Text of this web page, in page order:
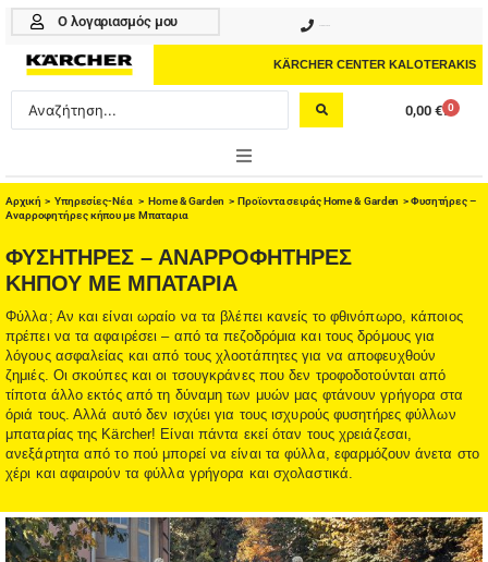
Μετάβαση
περιεχόμενο
Ο λογαριασμός μου
KÄRCHER CENTER KALOTERAKIS
Search
...
0,00 € 0
Cart
ONLINE SHOP
PROFESSIONAL
ΑΞΕΣΟΥΑΡ
ΚΑΘΑΡΙΣΤΙΚΑ
ΥΠΗΡΕΣΙΕΣ-ΝΕΑ-ΛΥΣΕΙΣ
Αρχική > Υπηρεσίες-Νέα >Home & Garden >Προϊοντα σειράς Home & Garden > Φυσητήρες –
Αναρροφητήρες κήπου με Μπαταρια
ΦΥΣΗΤΉΡΕΣ – ΑΝΑΡΡΟΦΗΤΉΡΕΣ
ΚΉΠΟΥ ΜΕ ΜΠΑΤΑΡΙΑ
Φύλλα; Αν και είναι ωραίο να τα βλέπει κανείς το φθινόπωρο, κάποιος
πρέπει να τα αφαιρέσει – από τα πεζοδρόμια και τους δρόμους για
λόγους ασφαλείας και από τους χλοοτάπητες για να αποφευχθούν
ζημιές. Οι σκούπες και οι τσουγκράνες που δεν τροφοδοτούνται από
τίποτα άλλο εκτός από τη δύναμη των μυών μας φτάνουν γρήγορα στα
όριά τους. Αλλά αυτό δεν ισχύει για τους ισχυρούς φυσητήρες φύλλων
μπαταρίας της Kärcher! Είναι πάντα εκεί όταν τους χρειάζεσαι,
ανεξάρτητα από το πού μπορεί να είναι τα φύλλα, εφαρμόζουν άνετα στο
χέρι και αφαιρούν τα φύλλα γρήγορα και σχολαστικά.